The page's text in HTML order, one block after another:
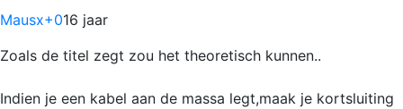
Mausx+016 jaar
Zoals de titel zegt zou het theoretisch kunnen..
Indien je een kabel aan de massa legt,maak je kortsluiting